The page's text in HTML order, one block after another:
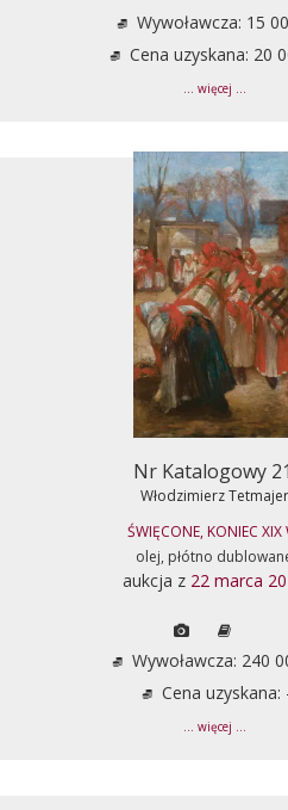
Wywoławcza: 15
Cena uzyskana: 20
... więcej ...
Nr Katalogowy
Włodzimierz Tetmajer
ŚWIĘCONE, KONIEC XIX
olej, płótno
aukcja z 22 marca
Wywoławcza: 240
Cena uzyskana:
... więcej ...